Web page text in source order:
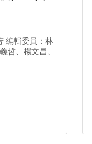
編輯委員：林
哲、楊文昌、
合規劃及人力
、鄭明宏、邱